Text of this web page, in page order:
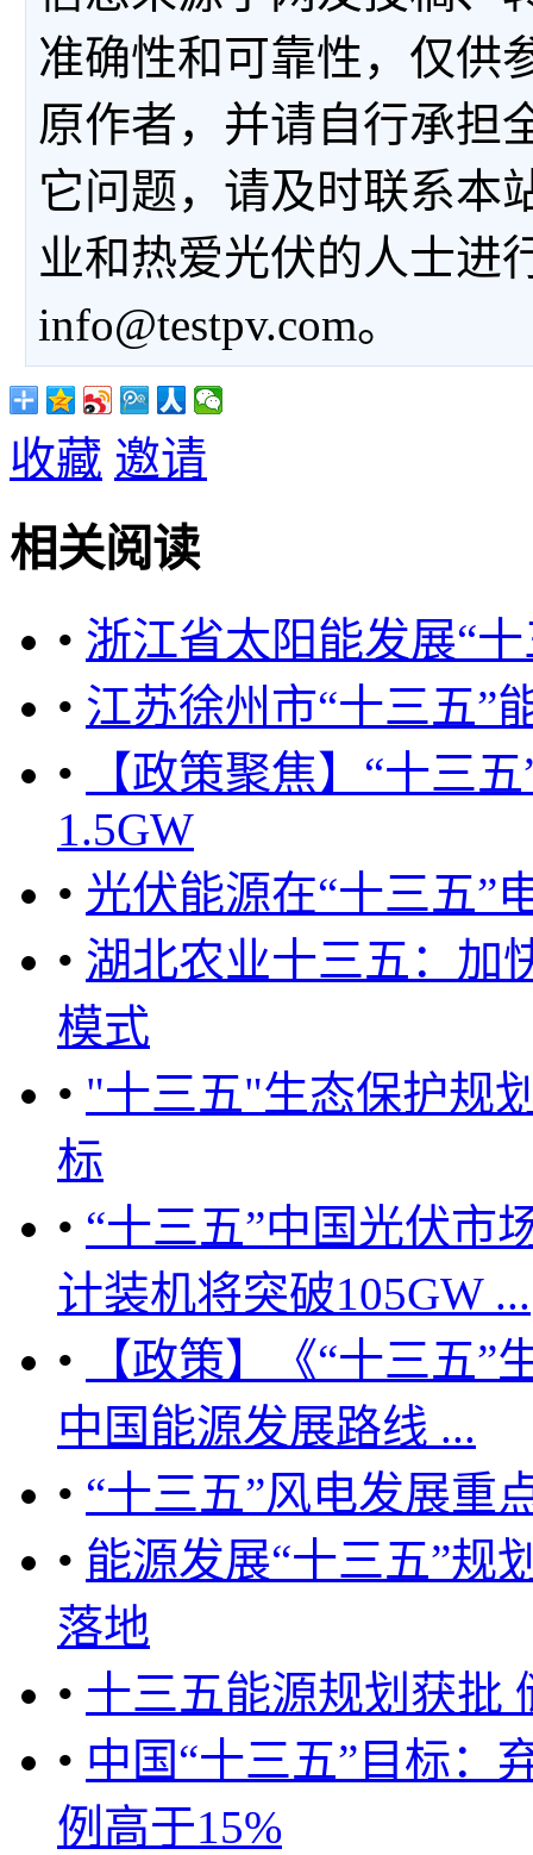
准确性和可靠性，仅供
原作者，并请自行承担
它问题，请及时联系本
业和热爱光伏的人士进
info@testpv.com。
收藏 邀请
相关阅读
• 浙江省太阳能发展“
• 江苏徐州市“十三五”
•
【政策聚焦】“十三
1.5GW
• 光伏能源在“十三五”
• 湖北农业十三五：加
模式
• "十三五"生态保护规
标
• “十三五”中国光伏市
计装机将突破105GW ...
•
【政策】《“十三五
中国能源发展路线 ...
• “十三五”风电发展重
• 能源发展“十三五”规
落地
• 十三五能源规划获批
• 中国“十三五”目标：
例高于15%